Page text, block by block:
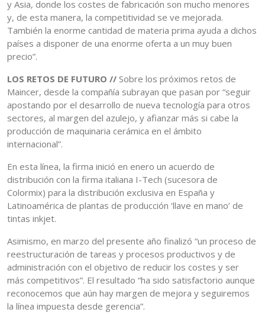
y Asia, donde los costes de fabricación son mucho menores
y, de esta manera, la competitividad se ve mejorada.
También la enorme cantidad de materia prima ayuda a dichos
países a disponer de una enorme oferta a un muy buen
precio”.
LOS RETOS DE FUTURO // Sobre los próximos retos de
Maincer, desde la compañía subrayan que pasan por “seguir
apostando por el desarrollo de nueva tecnología para otros
sectores, al margen del azulejo, y afianzar más si cabe la
producción de maquinaria cerámica en el ámbito
internacional”.
En esta línea, la firma inició en enero un acuerdo de
distribución con la firma italiana I-Tech (sucesora de
Colormix) para la distribución exclusiva en España y
Latinoamérica de plantas de producción ‘llave en mano’ de
tintas inkjet.
Asimismo, en marzo del presente año finalizó “un proceso de
reestructuración de tareas y procesos productivos y de
administración con el objetivo de reducir los costes y ser
más competitivos”. El resultado “ha sido satisfactorio aunque
reconocemos que aún hay margen de mejora y seguiremos
la línea impuesta desde gerencia”.